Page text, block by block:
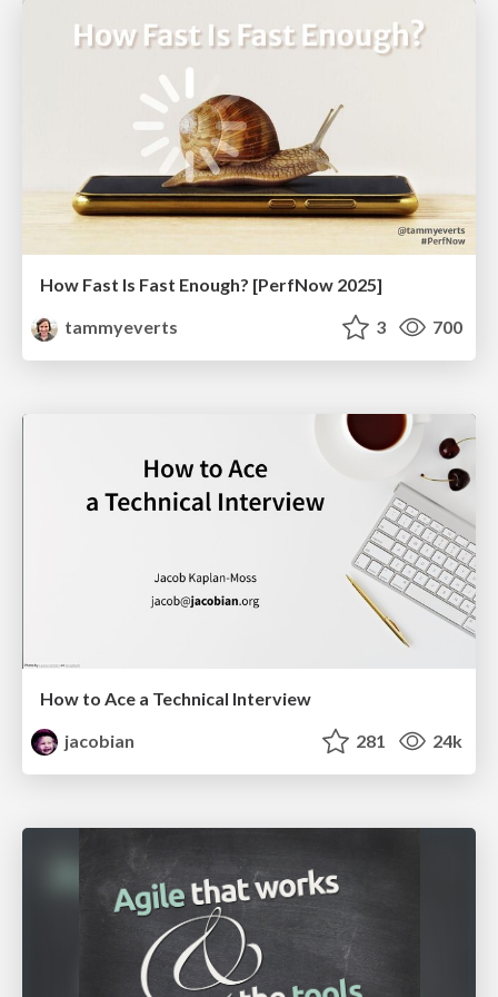
How Fast Is Fast Enough? [PerfNow 2025]
tammyeverts
3 700
How to Ace a Technical Interview
jacobian
281 24k